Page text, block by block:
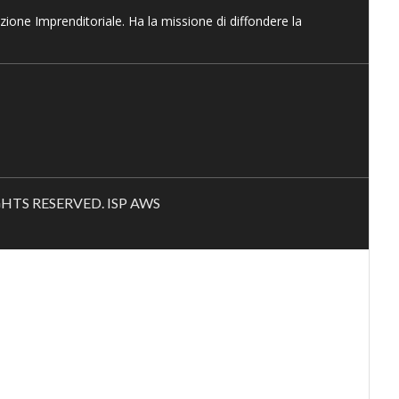
Imprenditoriale. Ha la missione di diffondere la
RESERVED. ISP AWS